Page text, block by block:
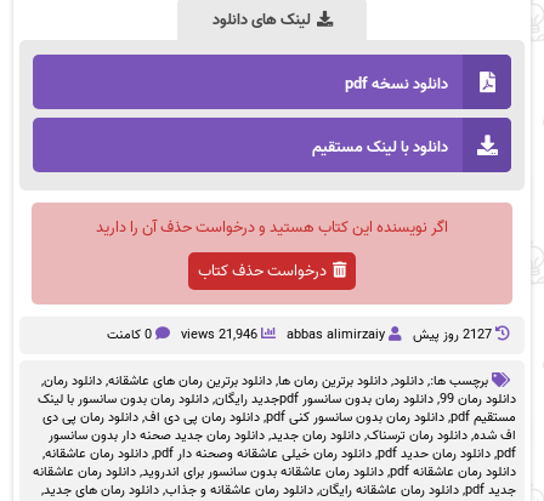
لینک های دانلود
دانلود نسخه pdf
دانلود با لینک مستقیم
اگر نویسنده این کتاب هستید و درخواست حذف آن را دارید
درخواست حذف کتاب
2127 روز پيش abbas alimirzaiy
21,946 views 0 کامنت
برچسب ها:,دانلود,دانلود برترین رمان ها,دانلود برترین رمان های عاشقانه,دانلود رمان,
دانلود رمان 99
,دانلود رمان بدون سانسور pdfجدید رایگان ,دانلود رمان بدون سانسور با لینک
مستقیم pdf
,دانلود رمان بدون سانسور کنی pdf ,دانلود رمان پی دی اف,دانلود رمان پی دی
اف شده,دانلود رمان ترسناک,دانلود رمان جدید,دانلود رمان جدید صحنه دار بدون سانسور
pdf
,دانلود رمان حدید pdf ,دانلود رمان خیلی عاشقانه وصحنه دار pdf ,دانلود رمان عاشقانه,
دانلود رمان عاشقانه pdf
,دانلود رمان عاشقانه بدون سانسور برای اندروید,دانلود رمان عاشقانه
جدید pdf
,دانلود رمان عاشقانه رایگان,دانلود رمان عاشقانه و جذاب,دانلود رمان های جدید,